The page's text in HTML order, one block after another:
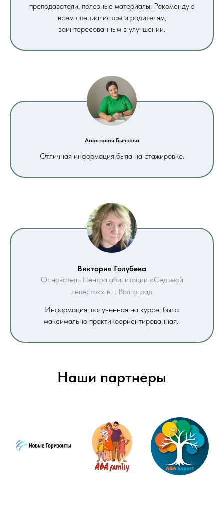
преподаватели, полезные материалы. Рекомендую
всем специалистам и родителям,
заинтересованным в улучшении.
Анастасия Бычкова
Отличная информация была на стажировке.
Виктория Голубева
Основатель Центра абилитации «Седьмой
лепесток» в г. Волгоград
Информация, полученная на курсе, была
максимально практикоориентированная.
Наши партнеры